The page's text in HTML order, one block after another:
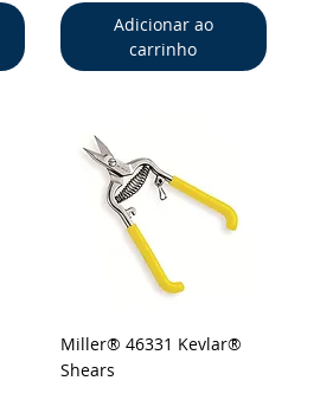
Adicionar ao
carrinho
Visualização rápida
Miller® 46331 Kevlar®
Shears